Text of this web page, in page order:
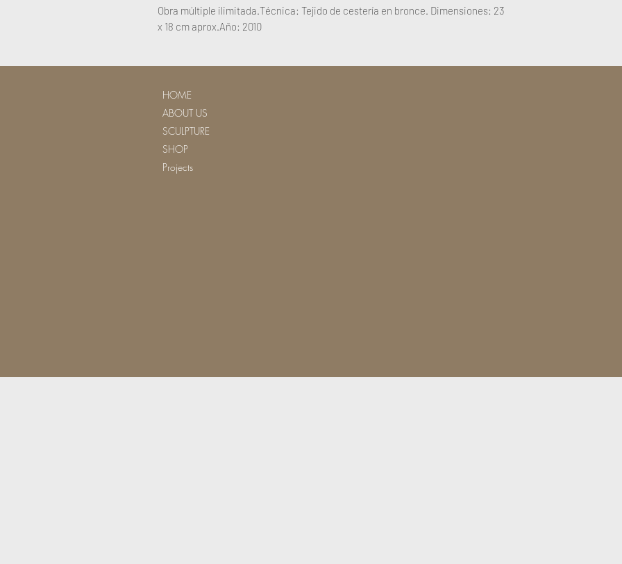
Obra múltiple ilimitada.Técnica: Tejido de cestería en bronce. Dimensiones: 23
x 18 cm aprox.Año: 2010
HOME
ABOUT US
SCULPTURE
SHOP
Projects